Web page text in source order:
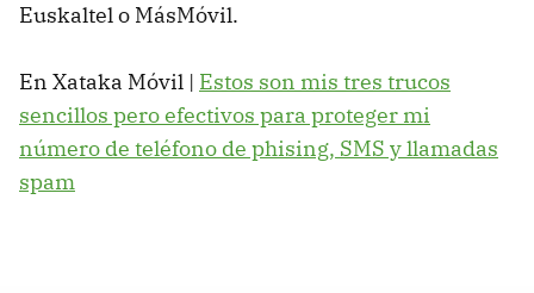
Euskaltel o MásMóvil.
En Xataka Móvil | Estos son mis tres trucos
sencillos pero efectivos para proteger mi
número de teléfono de phising, SMS y llamadas
spam